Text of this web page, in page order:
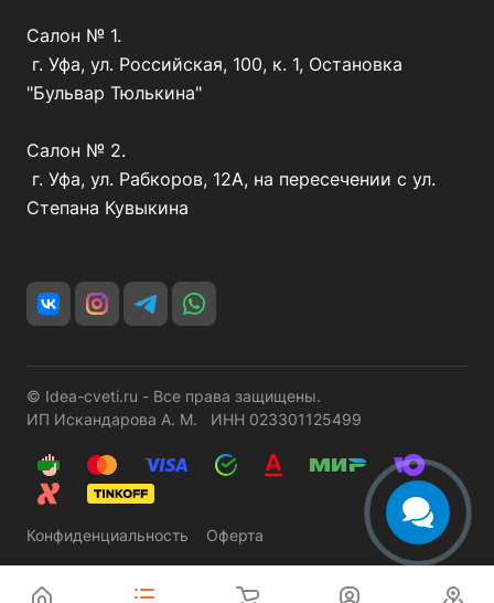
Салон № 1.
г. Уфа, ул. Российская, 100, к. 1, Остановка
"Бульвар Тюлькина"
Салон № 2.
г. Уфа, ул. Рабкоров, 12А, на пересечении с ул.
Степана Кувыкина
© Idea-cveti.ru - Все права защищены.
ИП Искандарова А. М. ИНН 023301125499
Конфиденциальность Оферта